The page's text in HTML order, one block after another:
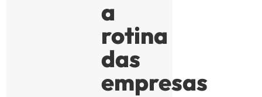
a
rotina
das
empresas